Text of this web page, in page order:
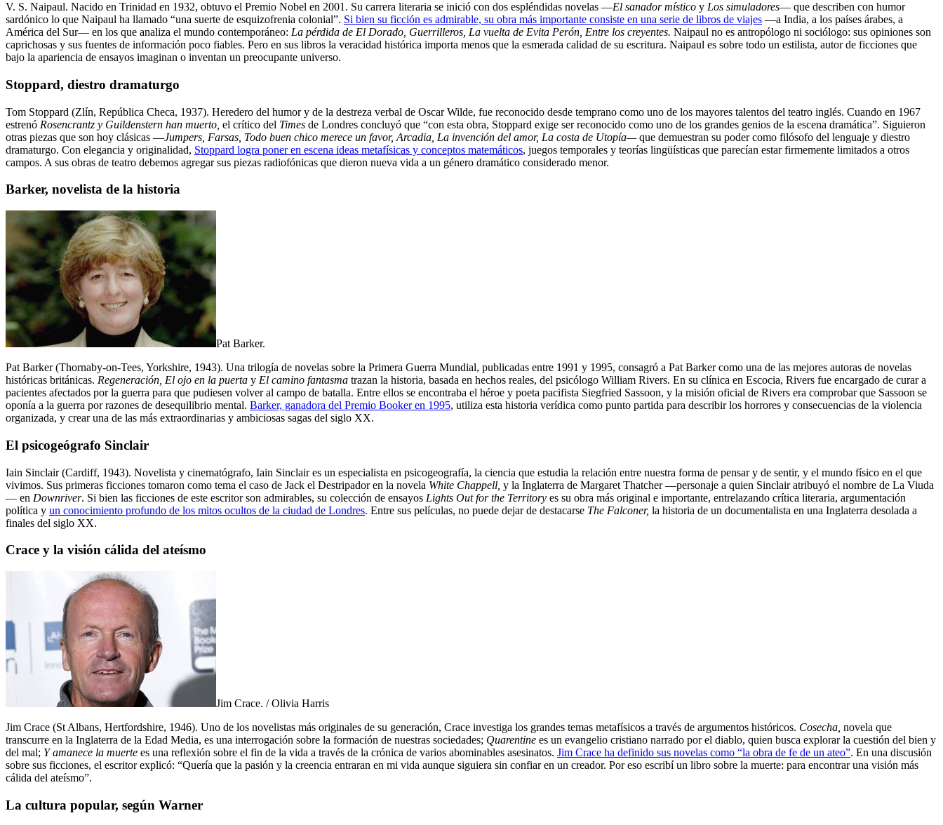
V. S. Naipaul. Nacido en Trinidad en 1932, obtuvo el Premio Nobel en 2001. Su carrera literaria se inició con dos espléndidas novelas —El sanador místico y Los simuladores— que describen con humor
sardónico lo que Naipaul ha llamado “una suerte de esquizofrenia colonial”. Si bien su ficción es admirable, su obra más importante consiste en una serie de libros de viajes —a India, a los países árabes, a
América del Sur— en los que analiza el mundo contemporáneo: La pérdida de El Dorado, Guerrilleros, La vuelta de Evita Perón, Entre los creyentes. Naipaul no es antropólogo ni sociólogo: sus opiniones son
caprichosas y sus fuentes de información poco fiables. Pero en sus libros la veracidad histórica importa menos que la esmerada calidad de su escritura. Naipaul es sobre todo un estilista, autor de ficciones que
bajo la apariencia de ensayos imaginan o inventan un preocupante universo.
Stoppard, diestro dramaturgo
Tom Stoppard (Zlín, República Checa, 1937). Heredero del humor y de la destreza verbal de Oscar Wilde, fue reconocido desde temprano como uno de los mayores talentos del teatro inglés. Cuando en 1967
estrenó Rosencrantz y Guildenstern han muerto, el crítico del Times de Londres concluyó que “con esta obra, Stoppard exige ser reconocido como uno de los grandes genios de la escena dramática”. Siguieron
otras piezas que son hoy clásicas —Jumpers, Farsas, Todo buen chico merece un favor, Arcadia, La invención del amor, La costa de Utopía—que demuestran su poder como filósofo del lenguaje y diestro
dramaturgo. Con elegancia y originalidad, Stoppard logra poner en escena ideas metafísicas y conceptos matemáticos, juegos temporales y teorías lingüísticas que parecían estar firmemente limitados a otros
campos. A sus obras de teatro debemos agregar sus piezas radiofónicas que dieron nueva vida a un género dramático considerado menor.
Barker, novelista de la historia
Pat Barker.
Pat Barker (Thornaby-on-Tees, Yorkshire, 1943). Una trilogía de novelas sobre la Primera Guerra Mundial, publicadas entre 1991 y 1995, consagró a Pat Barker como una de las mejores autoras de novelas
históricas británicas. Regeneración, El ojo en la puerta y El camino fantasma trazan la historia, basada en hechos reales, del psicólogo William Rivers. En su clínica en Escocia, Rivers fue encargado de curar a
pacientes afectados por la guerra para que pudiesen volver al campo de batalla. Entre ellos se encontraba el héroe y poeta pacifista Siegfried Sassoon, y la misión oficial de Rivers era comprobar que Sassoon se
oponía a la guerra por razones de dese­quilibrio mental. Barker, ganadora del Premio Booker en 1995, utiliza esta historia verídica como punto partida para describir los horrores y consecuencias de la violencia
organizada, y crear una de las más extraordinarias y ambiciosas sagas del siglo XX.
El psicogeógrafo Sinclair
Iain Sinclair (Cardiff, 1943). Novelista y cinematógrafo, Iain Sinclair es un especialista en psicogeografía, la ciencia que estudia la relación entre nuestra forma de pensar y de sentir, y el mundo físico en el que
vivimos. Sus primeras ficciones tomaron como tema el caso de Jack el Destripador en la novela White Chappell, y la Inglaterra de Margaret Thatcher —personaje a quien Sinclair atribuyó el nombre de La Viuda
— en Downriver. Si bien las ficciones de este escritor son admirables, su colección de ensayos Lights Out for the Territory es su obra más original e importante, entrelazando crítica literaria, argumentación
política y un conocimiento profundo de los mitos ocultos de la ciudad de Londres. Entre sus películas, no puede dejar de destacarse The Falconer, la historia de un documentalista en una Inglaterra desolada a
finales del siglo XX.
Crace y la visión cálida del ateísmo
Jim Crace. / Olivia Harris
Jim Crace (St Albans, Hertfordshire, 1946). Uno de los novelistas más originales de su generación, Crace investiga los grandes temas metafísicos a través de argumentos históricos. Cosecha, novela que
transcurre en la Inglaterra de la Edad Media, es una interrogación sobre la formación de nuestras sociedades; Quarentine es un evangelio cristiano narrado por el diablo, quien busca explorar la cuestión del bien y
del mal; Y amanece la muerte es una reflexión sobre el fin de la vida a través de la crónica de varios abominables asesinatos. Jim Crace ha definido sus novelas como “la obra de fe de un ateo”. En una discusión
sobre sus ficciones, el escritor explicó: “Quería que la pasión y la creencia entraran en mi vida aunque siguiera sin confiar en un creador. Por eso escribí un libro sobre la muerte: para encontrar una visión más
cálida del ateísmo”.
La cultura popular, según Warner